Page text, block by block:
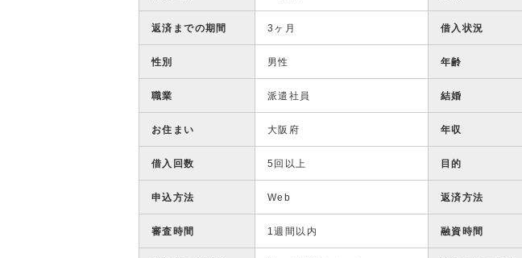
返済までの期間 3ヶ月 借入状況
性別 男性 年齢
職業 派遣社員 結婚
お住まい 大阪府 年収
借入回数 5回以上 目的
申込方法 Web 返済方法
審査時間 1週間以内 融資時間